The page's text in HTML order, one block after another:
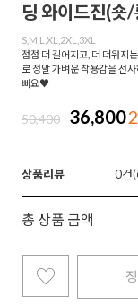
딩 와이드진(숏
S,M,L,XL,2XL,3XL
점점 더 길어지고, 더 더워지
로 정말 가벼운 착용감을 선
뻐요♥
50,400 36,800
상품리뷰 0
총 상품 금액